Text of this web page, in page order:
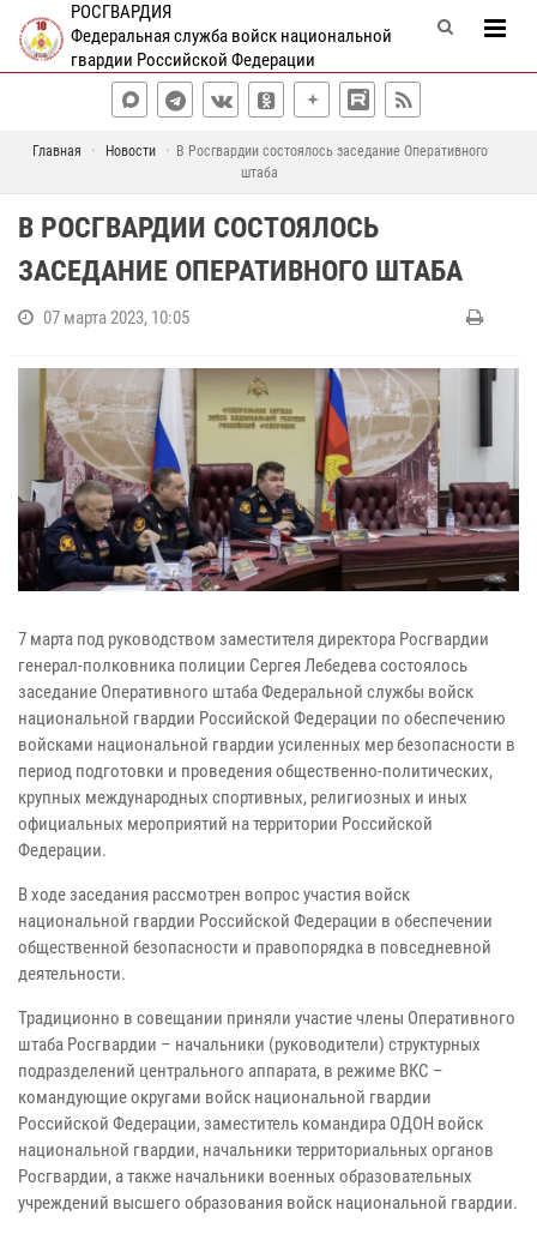
РОСГВАРДИЯ
Федеральная служба войск национальной
гвардии Российской Федерации
Главная Новости
В Росгвардии состоялось заседание Оперативного
штаба
В РОСГВАРДИИ СОСТОЯЛОСЬ
ЗАСЕДАНИЕ ОПЕРАТИВНОГО ШТАБА
07 марта 2023, 10:05
7 марта под руководством заместителя директора Росгвардии
генерал-полковника полиции Сергея Лебедева состоялось
заседание Оперативного штаба Федеральной службы войск
национальной гвардии Российской Федерации по обеспечению
войсками национальной гвардии усиленных мер безопасности в
период подготовки и проведения общественно-политических,
крупных международных спортивных, религиозных и иных
официальных мероприятий на территории Российской
Федерации.
В ходе заседания рассмотрен вопрос участия войск
национальной гвардии Российской Федерации в обеспечении
общественной безопасности и правопорядка в повседневной
деятельности.
Традиционно в совещании приняли участие члены Оперативного
штаба Росгвардии – начальники (руководители) структурных
подразделений центрального аппарата, в режиме ВКС –
командующие округами войск национальной гвардии
Российской Федерации, заместитель командира ОДОН войск
национальной гвардии, начальники территориальных органов
Росгвардии, а также начальники военных образовательных
учреждений высшего образования войск национальной гвардии.